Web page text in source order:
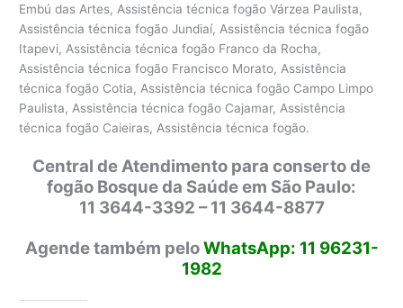
Embú das Artes, Assistência técnica fogão Várzea Paulista,
Assistência técnica fogão Jundiaí, Assistência técnica fogão
Itapevi, Assistência técnica fogão Franco da Rocha,
Assistência técnica fogão Francisco Morato, Assistência
técnica fogão Cotia, Assistência técnica fogão Campo Limpo
Paulista, Assistência técnica fogão Cajamar, Assistência
técnica fogão Caieiras, Assistência técnica fogão.
Central de Atendimento para conserto de
fogão Bosque da Saúde em São Paulo:
11 3644-3392 – 11 3644-8877
Agende também peloWhatsApp: 11 96231-
1982